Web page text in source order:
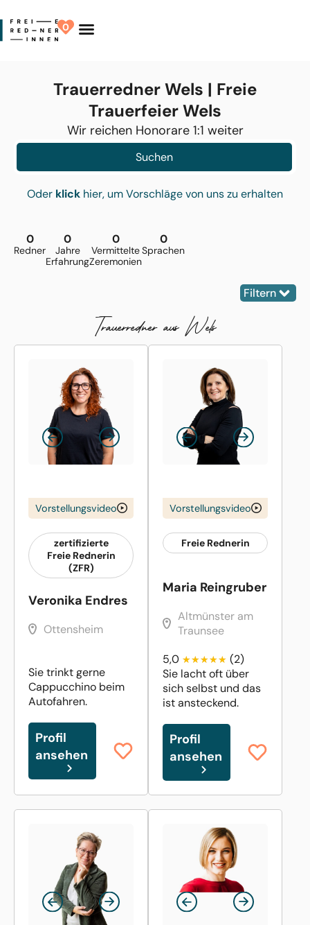
0
Trauerredner Wels | Freie
Trauerfeier Wels
Wir reichen Honorare 1:1 weiter
Suchen
Oder klick hier, um Vorschläge von uns zu erhalten
Redner
0
Jahre
Erfahrung
0
Vermittelte
Zeremonien
0
Sprachen
0
Filtern
Trauerredner aus Wels
Vorstellungsvideo
zertifizierte
Freie Rednerin
(ZFR)
Veronika Endres
Ottensheim
Sie trinkt gerne
Cappucchino beim
Autofahren.
Profil
ansehen
Vorstellungsvideo
Freie Rednerin
Maria Reingruber
Altmünster am
Traunsee
5,0
(2)
Sie lacht oft über
sich selbst und das
ist ansteckend.
Profil
ansehen